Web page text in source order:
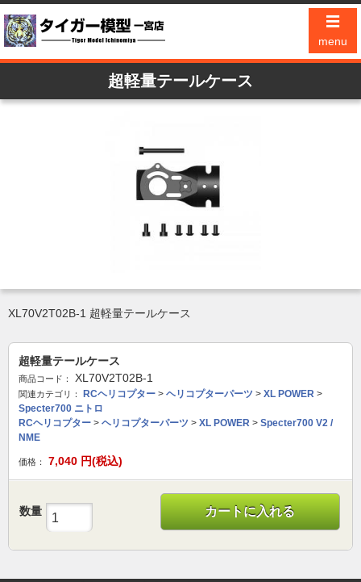
☰
menu
超軽量テールケース
XL70V2T02B-1 超軽量テールケース
超軽量テールケース
商品コード： XL70V2T02B-1
関連カテゴリ： RCヘリコプター > ヘリコプターパーツ > XL POWER >
Specter700 ニトロ
RCヘリコプター > ヘリコプターパーツ > XL POWER > Specter700 V2 /
NME
価格： 7,040 円(税込)
数量 カートに入れる